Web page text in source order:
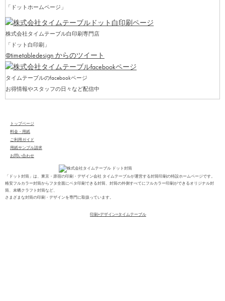
「ドットホームページ」
株式会社タイムテーブル白印刷専門店
「ドット白印刷」
@timetabledesign からのツイート
タイムテーブルのfacebookページ
お得情報やスタッフの日々など配信中
「ドット封筒」は、東京・原宿の印刷・デザイン会社 タイムテーブルが運営する封筒印刷の特設ホームページです。
格安フルカラー封筒からフタ全面にベタ印刷できる封筒、封筒の外側すべてにフルカラー印刷ができるオリジナル封
筒、未晒クラフト封筒など、
さまざまな封筒の印刷・デザインを専門に取扱っています。
トップページ
料金・用紙
ご利用ガイド
用紙サンプル請求
お問い合わせ
印刷+デザイン=タイムテーブル